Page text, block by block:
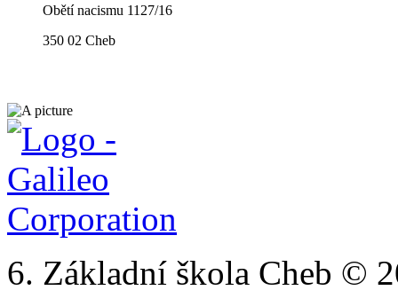
Obětí nacismu 1127/16
350 02 Cheb
6. Základní škola Cheb ©